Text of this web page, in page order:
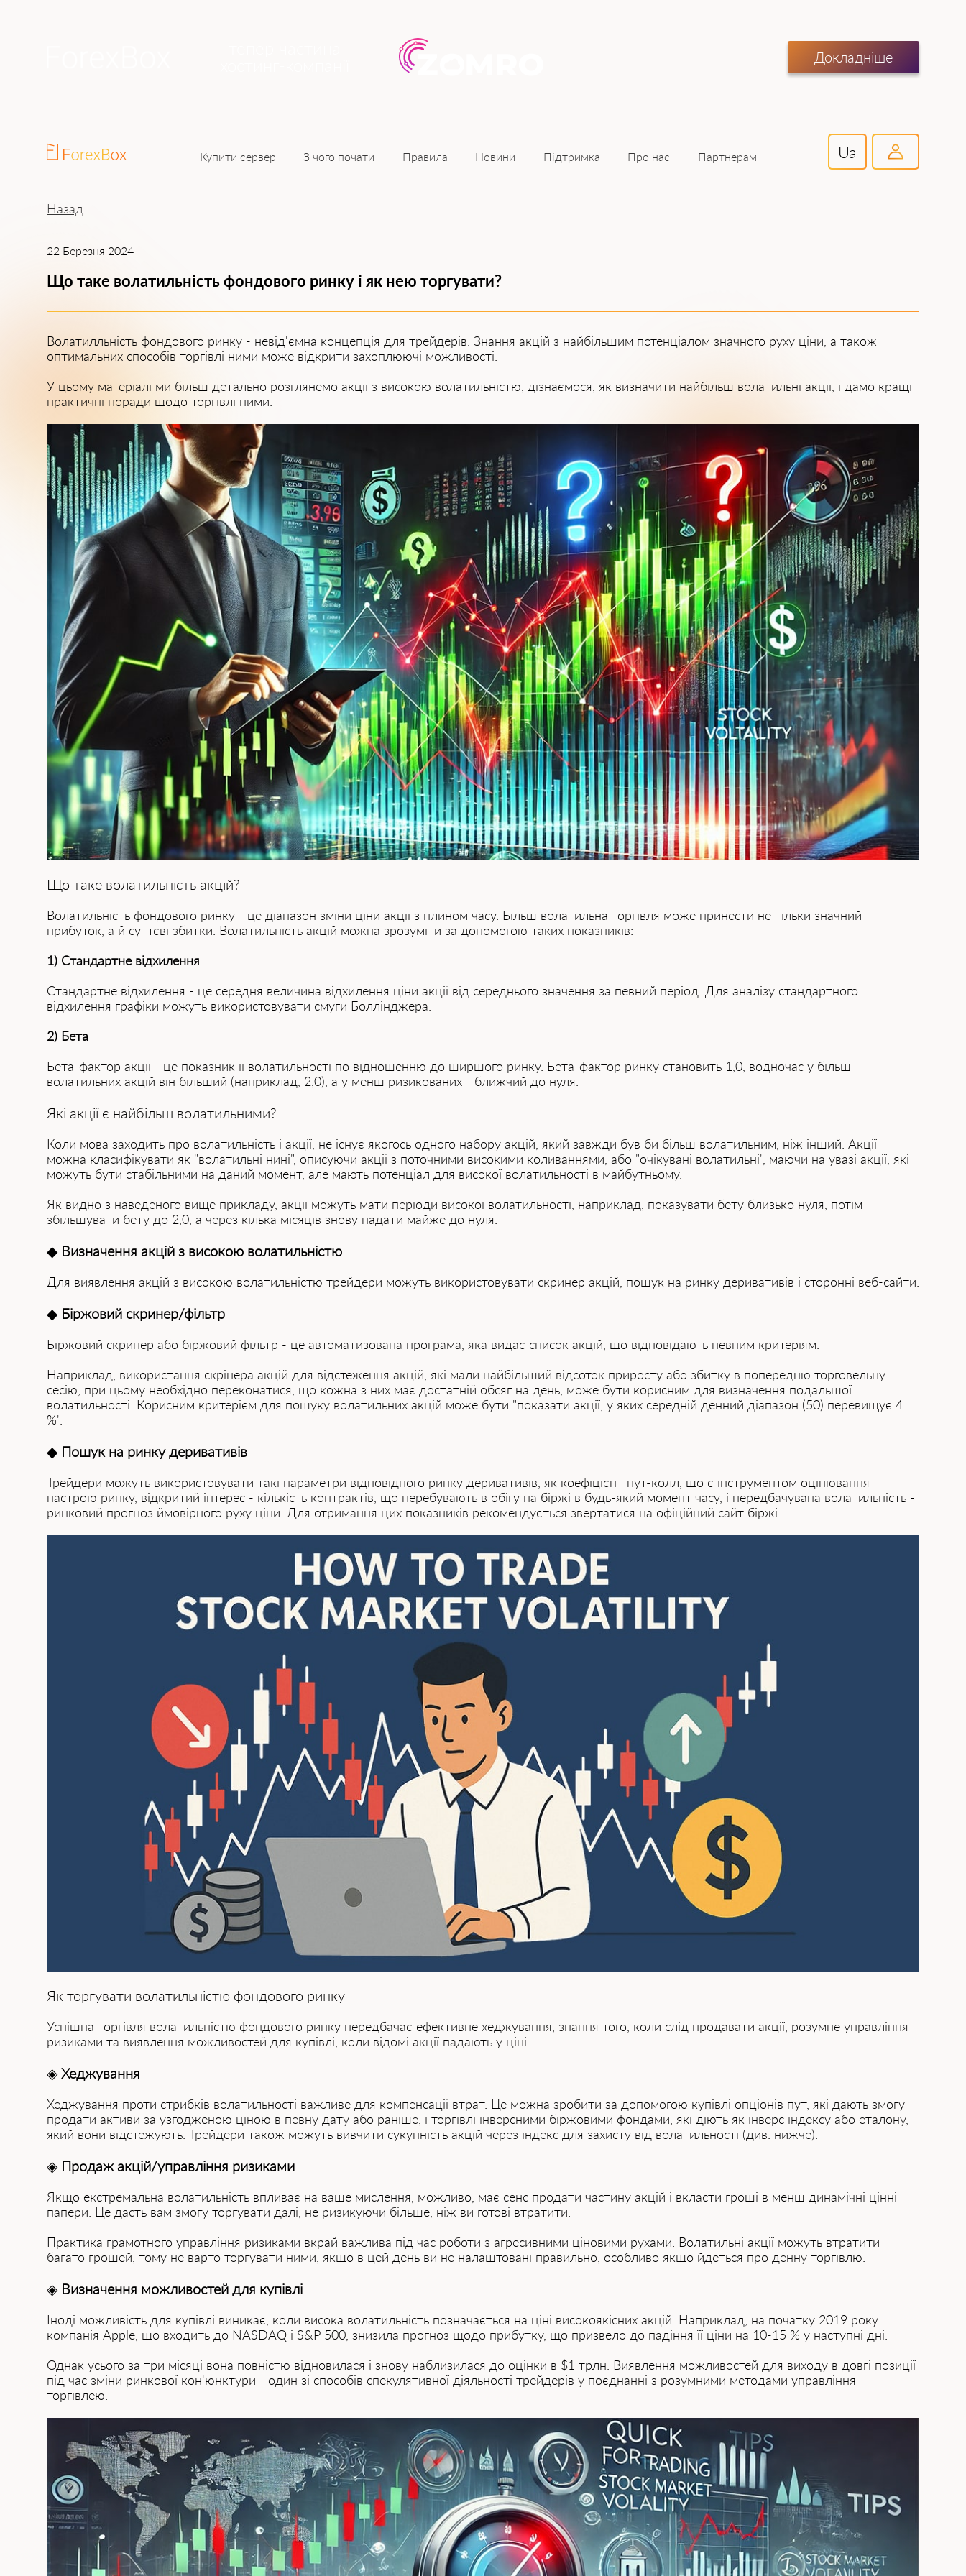
Докладніше
Купити сервер З чого почати Правила Новини Підтримка Про нас Партнерам Ua
Назад
22 Березня 2024
Що таке волатильність фондового ринку і як нею торгувати?
Волатилльність фондового ринку - невід'ємна концепція для трейдерів. Знання акцій з найбільшим потенціалом значного руху ціни, а також
оптимальних способів торгівлі ними може відкрити захоплюючі можливості.
У цьому матеріалі ми більш детально розглянемо акції з високою волатильністю, дізнаємося, як визначити найбільш волатильні акції, і дамо кращі
практичні поради щодо торгівлі ними.
Що таке волатильність акцій?
Волатильність фондового ринку - це діапазон зміни ціни акції з плином часу. Більш волатильна торгівля може принести не тільки значний
прибуток, а й суттєві збитки. Волатильність акцій можна зрозуміти за допомогою таких показників:
1) Стандартне відхилення
Стандартне відхилення - це середня величина відхилення ціни акції від середнього значення за певний період. Для аналізу стандартного
відхилення графіки можуть використовувати смуги Боллінджера.
2) Бета
Бета-фактор акції - це показник її волатильності по відношенню до ширшого ринку. Бета-фактор ринку становить 1,0, водночас у більш
волатильних акцій він більший (наприклад, 2,0), а у менш ризикованих - ближчий до нуля.
Які акції є найбільш волатильними?
Коли мова заходить про волатильність і акції, не існує якогось одного набору акцій, який завжди був би більш волатильним, ніж інший. Акції
можна класифікувати як "волатильні нині", описуючи акції з поточними високими коливаннями, або "очікувані волатильні", маючи на увазі акції, які
можуть бути стабільними на даний момент, але мають потенціал для високої волатильності в майбутньому.
Як видно з наведеного вище прикладу, акції можуть мати періоди високої волатильності, наприклад, показувати бету близько нуля, потім
збільшувати бету до 2,0, а через кілька місяців знову падати майже до нуля.
◆ Визначення акцій з високою волатильністю
Для виявлення акцій з високою волатильністю трейдери можуть використовувати скринер акцій, пошук на ринку деривативів і сторонні веб-сайти.
◆ Біржовий скринер/фільтр
Біржовий скринер або біржовий фільтр - це автоматизована програма, яка видає список акцій, що відповідають певним критеріям.
Наприклад, використання скрінера акцій для відстеження акцій, які мали найбільший відсоток приросту або збитку в попередню торговельну
сесію, при цьому необхідно переконатися, що кожна з них має достатній обсяг на день, може бути корисним для визначення подальшої
волатильності. Корисним критерієм для пошуку волатильних акцій може бути "показати акції, у яких середній денний діапазон (50) перевищує 4
%".
◆ Пошук на ринку деривативів
Трейдери можуть використовувати такі параметри відповідного ринку деривативів, як коефіцієнт пут-колл, що є інструментом оцінювання
настрою ринку, відкритий інтерес - кількість контрактів, що перебувають в обігу на біржі в будь-який момент часу, і передбачувана волатильність -
ринковий прогноз ймовірного руху ціни. Для отримання цих показників рекомендується звертатися на офіційний сайт біржі.
Як торгувати волатильністю фондового ринку
Успішна торгівля волатильністю фондового ринку передбачає ефективне хеджування, знання того, коли слід продавати акції, розумне управління
ризиками та виявлення можливостей для купівлі, коли відомі акції падають у ціні.
◈Хеджування
Хеджування проти стрибків волатильності важливе для компенсації втрат. Це можна зробити за допомогою купівлі опціонів пут, які дають змогу
продати активи за узгодженою ціною в певну дату або раніше, і торгівлі інверсними біржовими фондами, які діють як інверс індексу або еталону,
який вони відстежують. Трейдери також можуть вивчити сукупність акцій через індекс для захисту від волатильності (див. нижче).
◈ Продаж акцій/управління ризиками
Якщо екстремальна волатильність впливає на ваше мислення, можливо, має сенс продати частину акцій і вкласти гроші в менш динамічні цінні
папери. Це дасть вам змогу торгувати далі, не ризикуючи більше, ніж ви готові втратити.
Практика грамотного управління ризиками вкрай важлива під час роботи з агресивними ціновими рухами. Волатильні акції можуть втратити
багато грошей, тому не варто торгувати ними, якщо в цей день ви не налаштовані правильно, особливо якщо йдеться про денну торгівлю.
◈ Визначення можливостей для купівлі
Іноді можливість для купівлі виникає, коли висока волатильність позначається на ціні високоякісних акцій. Наприклад, на початку 2019 року
компанія Apple, що входить до NASDAQ і S&P 500, знизила прогноз щодо прибутку, що призвело до падіння її ціни на 10-15 % у наступні дні.
Однак усього за три місяці вона повністю відновилася і знову наблизилася до оцінки в $1 трлн. Виявлення можливостей для виходу в довгі позиції
під час зміни ринкової кон'юнктури - один зі способів спекулятивної діяльності трейдерів у поєднанні з розумними методами управління
торгівлею.